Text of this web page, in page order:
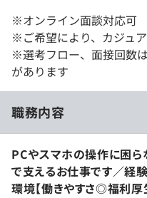
※オンライン面談対応可
※ご希望により、カジュ
※選考フロー、面接回数
があります
職務内容
PCやスマホの操作に困ら
で支えるお仕事です／経
環境【働きやすさ◎福利厚